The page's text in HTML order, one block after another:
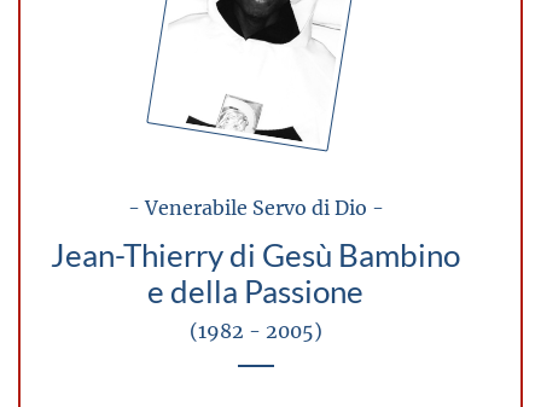
- Venerabile Servo di Dio -
Jean-Thierry di Gesù Bambino
e della Passione
(1982 - 2005)